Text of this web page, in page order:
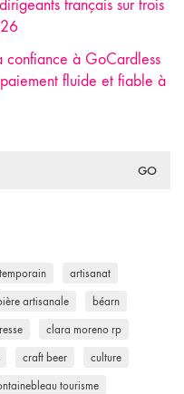
français sur trois
confiance à GoCardless
fluide et fiable à
artisanat
artisanale béarn
clara moreno rp
craft beer culture
tourisme